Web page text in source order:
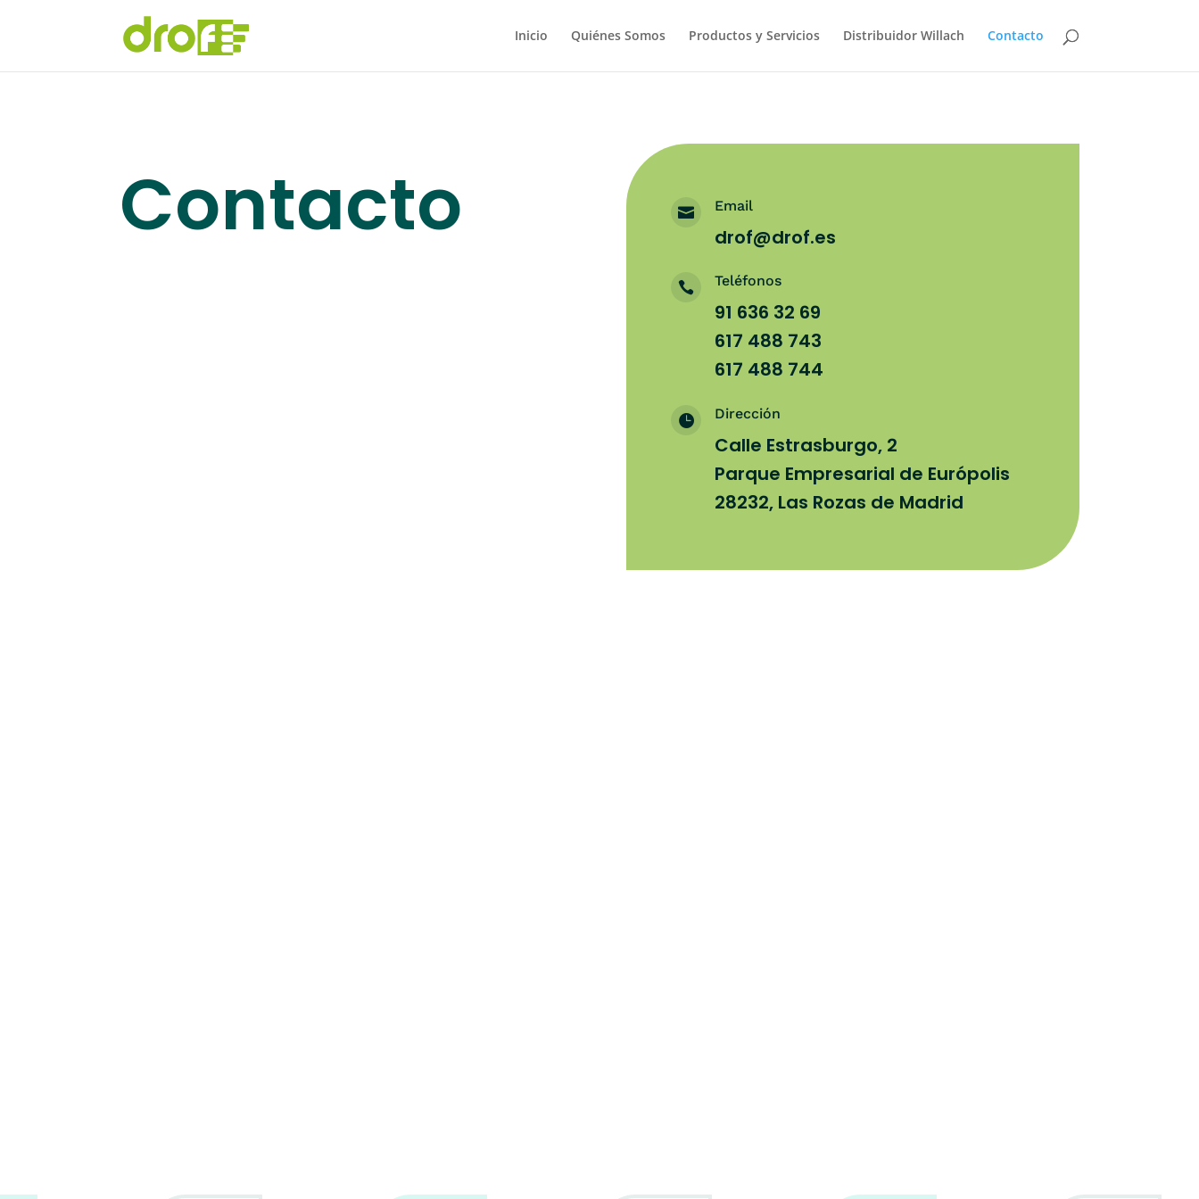
Inicio Quiénes Somos Productos y Servicios Distribuidor Willach Contacto
Contacto  Email
drof@drof.es
 Teléfonos
91 636 32 69
617 488 743
617 488 744
 Dirección
Calle Estrasburgo, 2
Parque Empresarial de Európolis
28232, Las Rozas de Madrid